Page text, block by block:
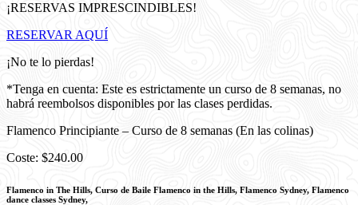
¡RESERVAS IMPRESCINDIBLES!
RESERVAR AQUÍ
¡No te lo pierdas!
*Tenga en cuenta: Este es estrictamente un curso de 8 semanas, no
habrá reembolsos disponibles por las clases perdidas.
Flamenco Principiante – Curso de 8 semanas (En las colinas)
Coste: $240.00
Flamenco in The Hills, Curso de Baile Flamenco in the Hills, Flamenco Sydney, Flamenco
dance classes Sydney,